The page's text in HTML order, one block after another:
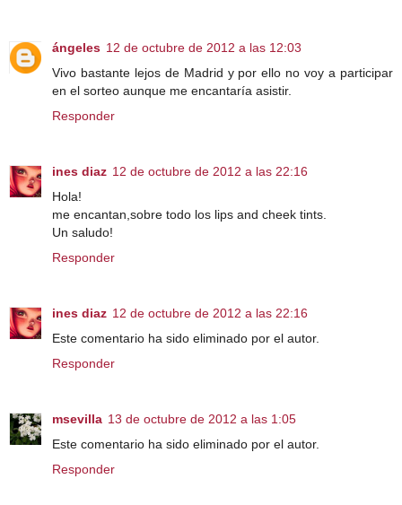
ángeles 12 de octubre de 2012 a las 12:03
Vivo bastante lejos de Madrid y por ello no voy a participar
en el sorteo aunque me encantaría asistir.
Responder
ines diaz 12 de octubre de 2012 a las 22:16
Hola!
me encantan,sobre todo los lips and cheek tints.
Un saludo!
Responder
ines diaz 12 de octubre de 2012 a las 22:16
Este comentario ha sido eliminado por el autor.
Responder
msevilla 13 de octubre de 2012 a las 1:05
Este comentario ha sido eliminado por el autor.
Responder